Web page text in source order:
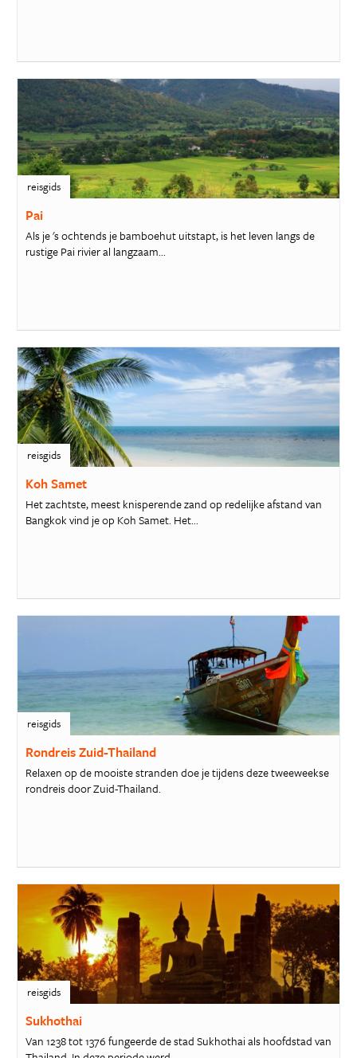
reisgids
Pai
Als je 's ochtends je bamboehut uitstapt, is het leven langs de
rustige Pai rivier al langzaam...
reisgids
Koh Samet
Het zachtste, meest knisperende zand op redelijke afstand van
Bangkok vind je op Koh Samet. Het...
reisgids
Rondreis Zuid-Thailand
Relaxen op de mooiste stranden doe je tijdens deze tweeweekse
rondreis door Zuid-Thailand.
reisgids
Sukhothai
Van 1238 tot 1376 fungeerde de stad Sukhothai als hoofdstad van